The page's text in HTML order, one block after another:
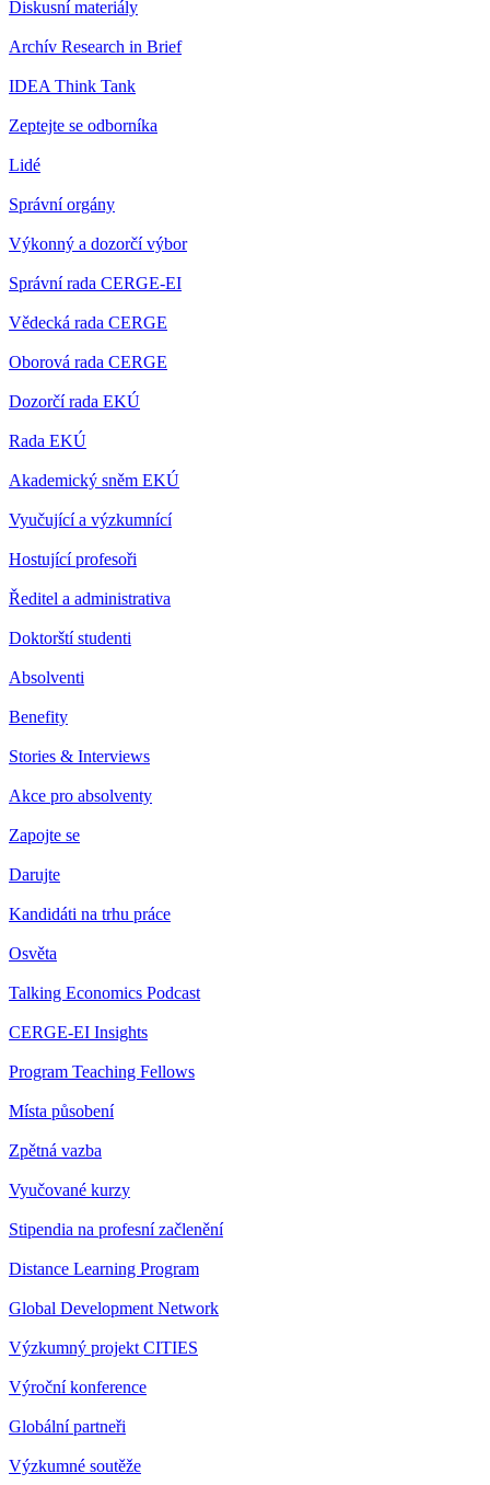
Diskusní materiály
Archív Research in Brief
IDEA Think Tank
Zeptejte se odborníka
Lidé
Správní orgány
Výkonný a dozorčí výbor
Správní rada CERGE-EI
Vědecká rada CERGE
Oborová rada CERGE
Dozorčí rada EKÚ
Rada EKÚ
Akademický sněm EKÚ
Vyučující a výzkumnící
Hostující profesoři
Ředitel a administrativa
Doktorští studenti
Absolventi
Benefity
Stories & Interviews
Akce pro absolventy
Zapojte se
Darujte
Kandidáti na trhu práce
Osvěta
Talking Economics Podcast
CERGE-EI Insights
Program Teaching Fellows
Místa působení
Zpětná vazba
Vyučované kurzy
Stipendia na profesní začlenění
Distance Learning Program
Global Development Network
Výzkumný projekt CITIES
Výroční konference
Globální partneři
Výzkumné soutěže